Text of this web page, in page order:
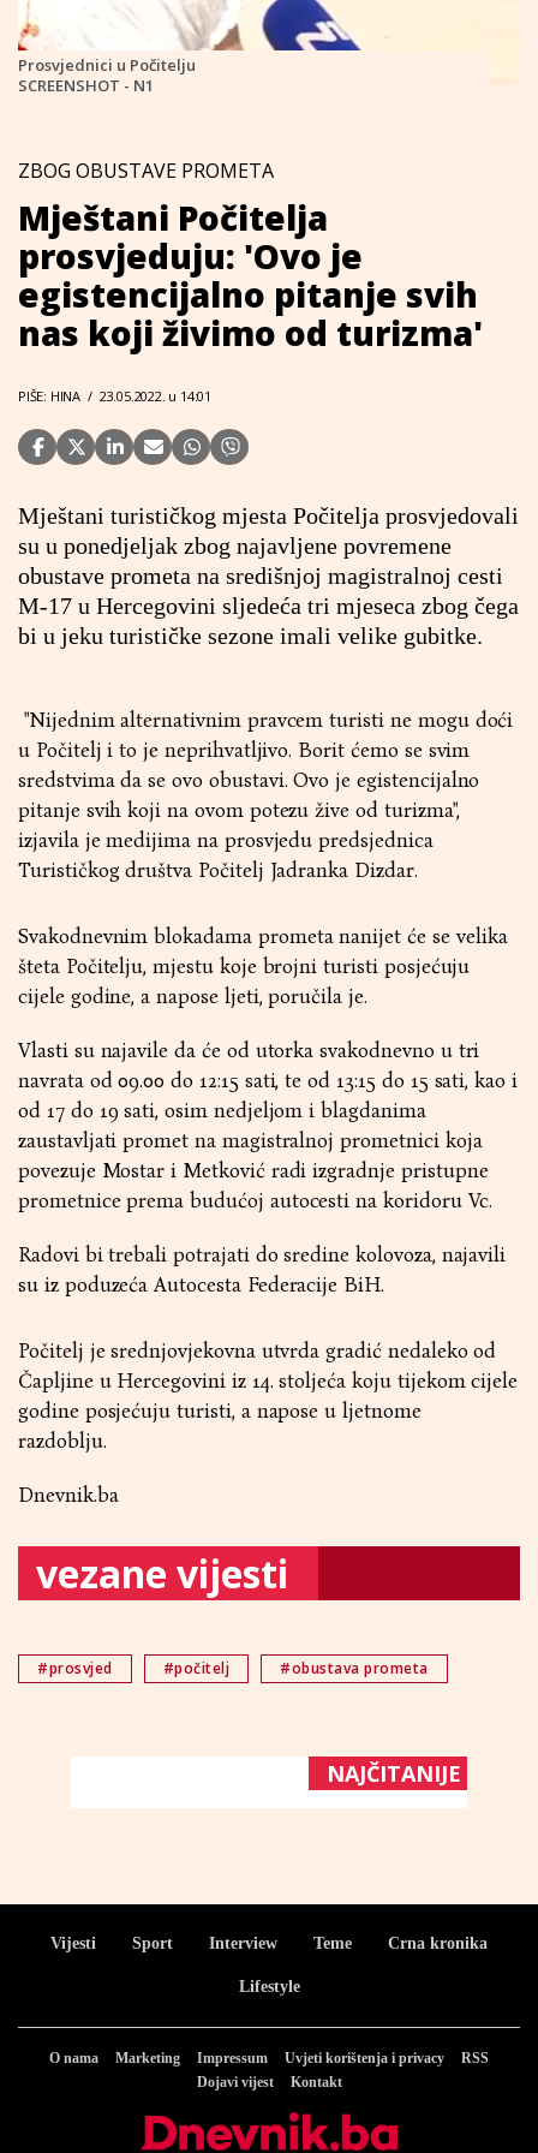
Prosvjednici u Počitelju
SCREENSHOT - N1
ZBOG OBUSTAVE PROMETA
Mještani Počitelja
prosvjeduju: 'Ovo je
egistencijalno pitanje svih
nas koji živimo od turizma'
PIŠE: HINA / 23.05.2022. u 14:01
Mještani turističkog mjesta Počitelja prosvjedovali
su u ponedjeljak zbog najavljene povremene
obustave prometa na središnjoj magistralnoj cesti
M-17 u Hercegovini sljedeća tri mjeseca zbog čega
bi u jeku turističke sezone imali velike gubitke.
"Nijednim alternativnim pravcem turisti ne mogu doći
u Počitelj i to je neprihvatljivo. Borit ćemo se svim
sredstvima da se ovo obustavi. Ovo je egistencijalno
pitanje svih koji na ovom potezu žive od turizma",
izjavila je medijima na prosvjedu predsjednica
Turističkog društva Počitelj Jadranka Dizdar.
Svakodnevnim blokadama prometa nanijet će se velika
šteta Počitelju, mjestu koje brojni turisti posjećuju
cijele godine, a napose ljeti, poručila je.
Vlasti su najavile da će od utorka svakodnevno u tri
navrata od 09.00 do 12:15 sati, te od 13:15 do 15 sati, kao i
od 17 do 19 sati, osim nedjeljom i blagdanima
zaustavljati promet na magistralnoj prometnici koja
povezuje Mostar i Metković radi izgradnje pristupne
prometnice prema budućoj autocesti na koridoru Vc.
Radovi bi trebali potrajati do sredine kolovoza, najavili
su iz poduzeća Autocesta Federacije BiH.
Počitelj je srednjovjekovna utvrda gradić nedaleko od
Čapljine u Hercegovini iz 14. stoljeća koju tijekom cijele
godine posjećuju turisti, a napose u ljetnome
razdoblju.
Dnevnik.ba
vezane vijesti
#prosvjed #počitelj #obustava prometa
NAJČITANIJE
Vijesti Sport Interview Teme Crna kronika
Lifestyle
O nama Marketing Impressum Uvjeti korištenja i privacy
RSS
Dojavi vijest
Kontakt